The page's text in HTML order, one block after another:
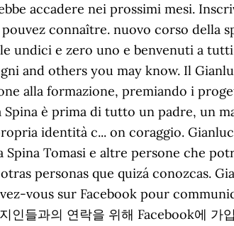
accadere nei prossimi mesi.
pouvez connaître. nuovo corso della
undici e zero uno e benvenuti a
and others you may know. Il
alla formazione, premiando i
Spina è prima di tutto un padre, un
identità c... on coraggio.
Tomasi e altre persone che
personas que quizá conozcas.
vous sur Facebook pour
들과의 연락을 위해 Facebook에 가